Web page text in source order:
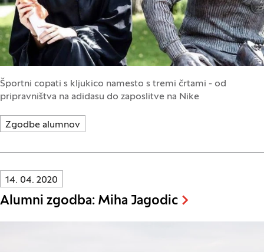
Športni copati s kljukico namesto s tremi črtami - od
pripravništva na adidasu do zaposlitve na Nike
Zgodbe alumnov
Innovatif\Page\NewsListPage.DATE_A11Y:
14. 04. 2020
Alumni zgodba: Miha Jagodic